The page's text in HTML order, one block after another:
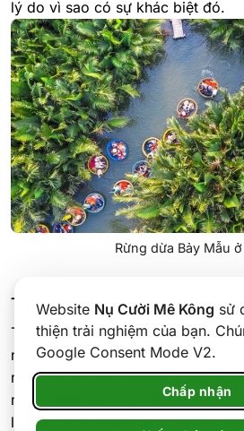
Website Nụ Cười Mê Kông sử
thiện trải nghiệm của bạn.
Google Consent Mode V2.
Chấp nhận
lý do vì sao có sự khác biệt đó.
Rừng dừa Bảy Mẫu
Thánh địa Mỹ Sơn
Thánh địa Mỹ Sơn là một quần
ngôi đền tháp gần Hội An. Nơi
nhận là di sản văn hóa Thế
mang đậm phong cách kiến
lịch sử của Vương quốc Chăm